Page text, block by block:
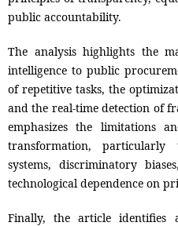
public accountability.
The analysis highlights the
intelligence to public
of repetitive tasks, the
and the real-time detection of
emphasizes the limitations
transformation,
systems, discriminatory
technological dependence on
Finally, the article identifies